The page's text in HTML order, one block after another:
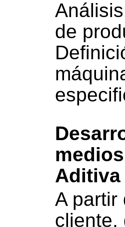
de
Aditiva
A partir
cliente,